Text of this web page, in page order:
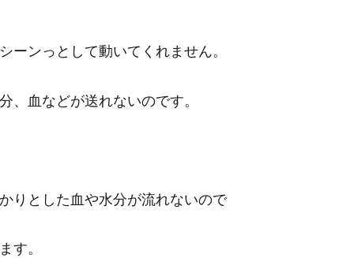
ーンっとして動いてくれません。
、血などが送れないのです。
りとした血や水分が流れないので
す。